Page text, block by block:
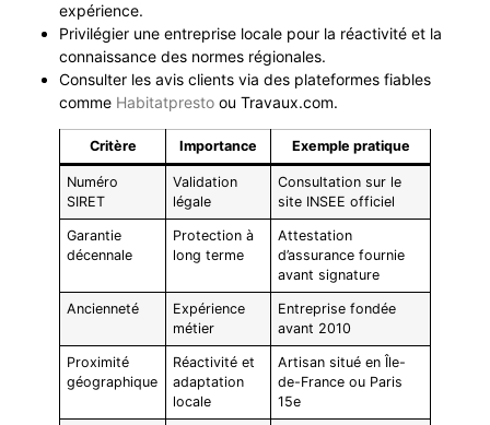
expérience.
Privilégier une entreprise locale pour la réactivité et la
connaissance des normes régionales.
Consulter les avis clients via des plateformes fiables
comme Habitatpresto ou Travaux.com.
Critère Importance Exemple pratique
Numéro
SIRET
Validation
légale
Consultation sur le
site INSEE officiel
Garantie
décennale
Protection à
long terme
Attestation
d’assurance fournie
avant signature
Ancienneté
Expérience
métier
Entreprise fondée
avant 2010
Proximité
géographique
Réactivité et
adaptation
locale
Artisan situé en Île-
de-France ou Paris
15e